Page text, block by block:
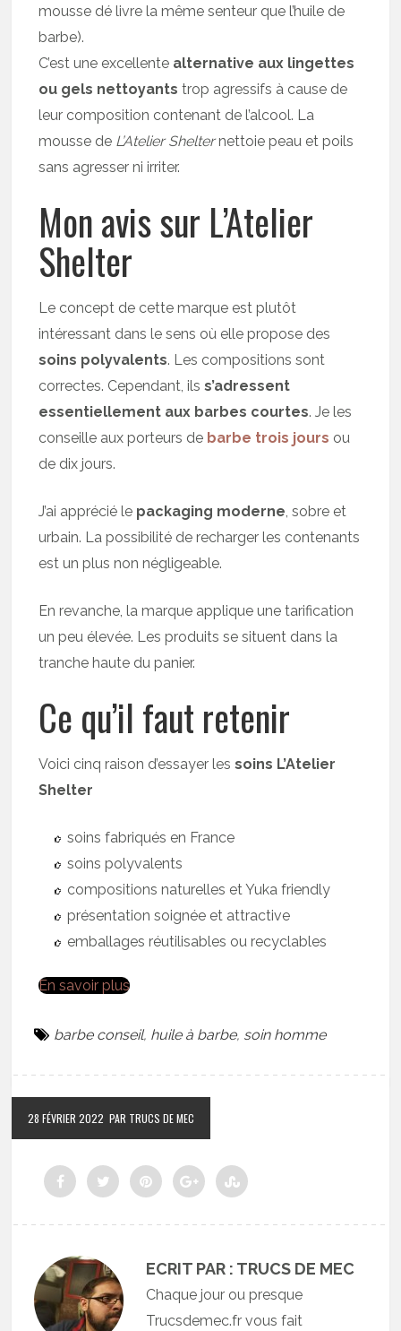
mousse dé livre la même senteur que l’huile de
barbe).
C’est une excellente alternative aux lingettes
ou gels nettoyants trop agressifs à cause de
leur composition contenant de l’alcool. La
mousse de L’Atelier Shelternettoie peau et poils
sans agresser ni irriter.
Mon avis sur L’Atelier
Shelter
Le concept de cette marque est plutôt
intéressant dans le sens où elle propose des
soins polyvalents. Les compositions sont
correctes. Cependant, ilss’adressent
essentiellement aux barbes courtes. Je les
conseille aux porteurs de barbe trois jours ou
de dix jours.
J’ai apprécié le packaging moderne, sobre et
urbain. La possibilité de recharger les contenants
est un plus non négligeable.
En revanche, la marque applique une tarification
un peu élevée. Les produits se situent dans la
tranche haute du panier.
Ce qu’il faut retenir
Voici cinq raison d’essayer lessoins L’Atelier
Shelter
soins fabriqués en France
soins polyvalents
compositions naturelles et Yuka friendly
présentation soignée et attractive
emballages réutilisables ou recyclables
En savoir plus
barbe conseil, huile à barbe, soin homme
28 FÉVRIER 2022 PAR TRUCS DE MEC
ECRIT PAR : TRUCS DE MEC
Chaque jour ou presque
Trucsdemec.fr vous fait